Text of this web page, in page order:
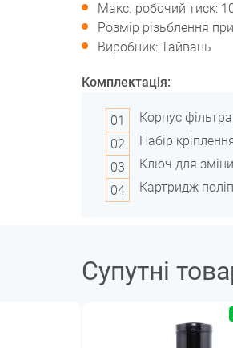
Макс. робочий тиск:
Розмір різьблення
Виробник: Тайвань
Комплектація:
Корпус
Набір
Ключ для
Картридж
Супутні